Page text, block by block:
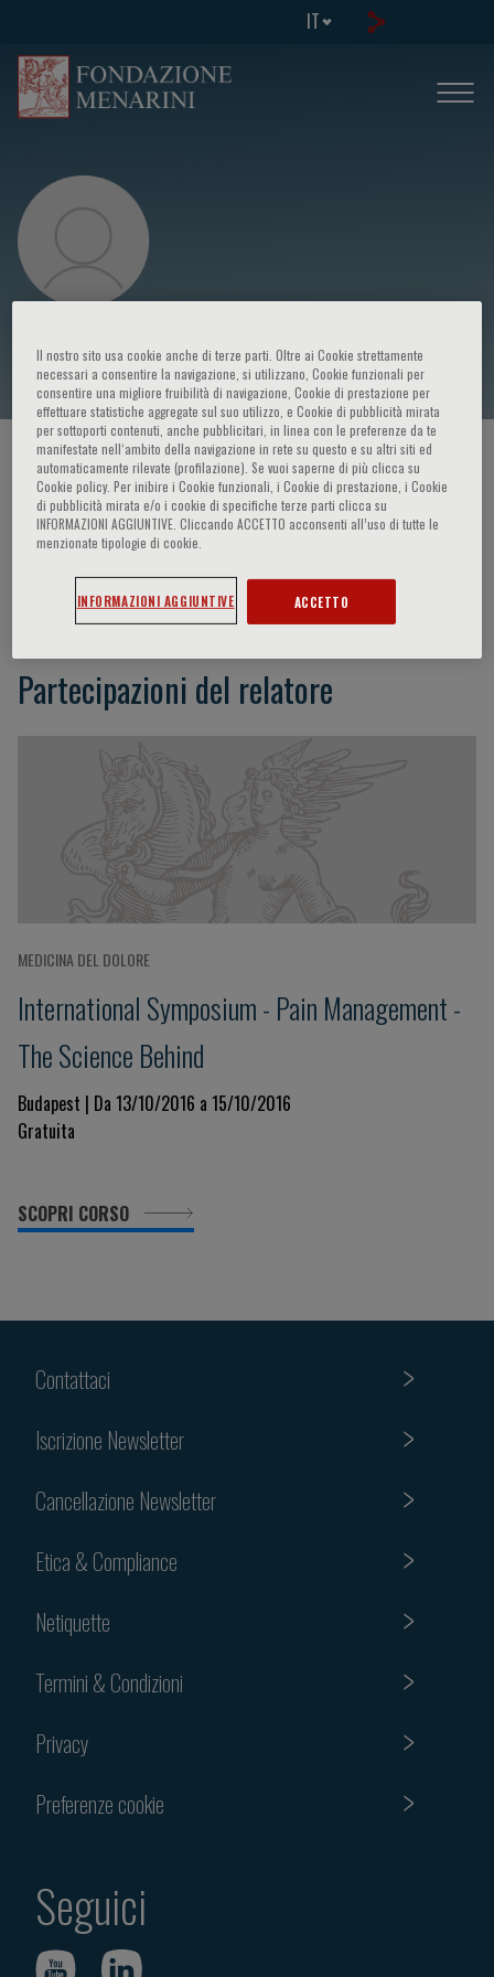
IT
David J. Hunter
HOME PAGE / CORSI ED EVENTI / RELATORE
David J. Hunter
Partecipazioni del relatore
MEDICINA DEL DOLORE
International Symposium - Pain Management -
The Science Behind
Budapest | Da 13/10/2016 a 15/10/2016
Gratuita
SCOPRI CORSO
Contattaci
Iscrizione Newsletter
Cancellazione Newsletter
Etica & Compliance
Netiquette
Termini & Condizioni
Privacy
Preferenze cookie
Seguici
Il nostro sito usa cookie anche di terze parti. Oltre ai Cookie strettamente
necessari a consentire la navigazione, si utilizzano, Cookie funzionali per
consentire una migliore fruibilità di navigazione, Cookie di prestazione per
effettuare statistiche aggregate sul suo utilizzo, e Cookie di pubblicità mirata
per sottoporti contenuti, anche pubblicitari, in linea con le preferenze da te
manifestate nell‘ambito della navigazione in rete su questo e su altri siti ed
automaticamente rilevate (profilazione). Se vuoi saperne di più clicca su
Cookie policy. Per inibire i Cookie funzionali, i Cookie di prestazione, i Cookie
di pubblicità mirata e/o i cookie di specifiche terze parti clicca su
INFORMAZIONI AGGIUNTIVE. Cliccando ACCETTO acconsenti all’uso di tutte le
menzionate tipologie di cookie.
INFORMAZIONI AGGIUNTIVE ACCETTO